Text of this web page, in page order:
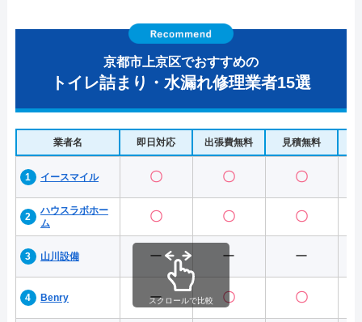
京都市上京区でおすすめの
トイレ詰まり・水漏れ修理業者15選
業者名 即日対応 出張費無料 見積無料
イースマイル 〇 〇 〇
ハウスラボホー
ム
〇 〇 〇
山川設備 ー ー ー
Benry ー 〇 〇
スクロールで比較